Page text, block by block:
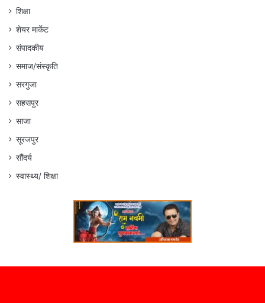
शिक्षा
शेयर मार्केट
संपादकीय
समाज/संस्कृति
सरगुजा
सहसपुर
साजा
सूरजपुर
सौंदर्य
स्वास्थ्य/ शिक्षा